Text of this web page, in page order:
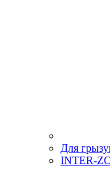
Для
INTER-